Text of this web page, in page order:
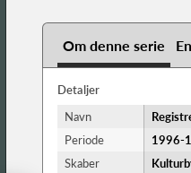
Om denne serie
Detaljer
Navn
Periode
1996-​
Skaber